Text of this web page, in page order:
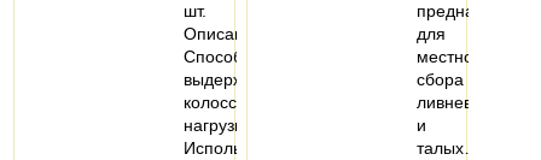
шт.
Описание:
Способны
выдерживать
колоссальные
нагрузки.
Используются
предназначен
для
местного
сбора
ливневых
и
талых…